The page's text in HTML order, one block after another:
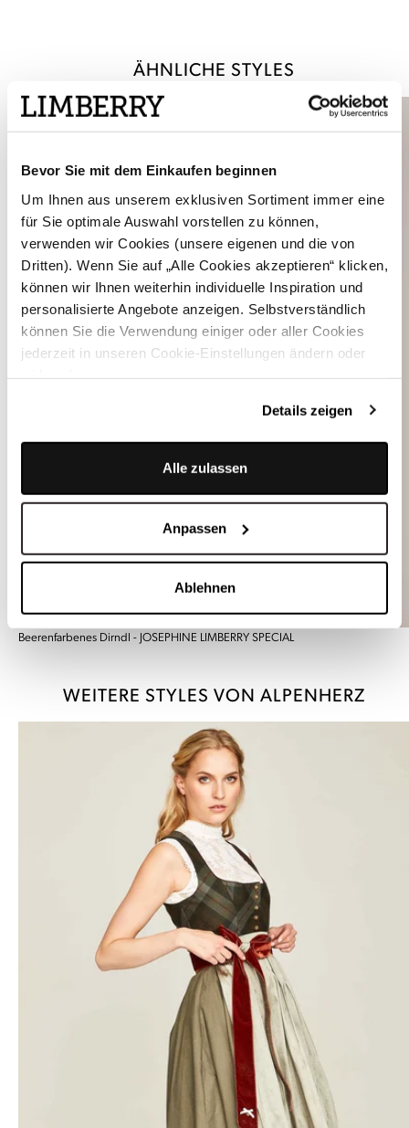
Bevor Sie mit dem Einkaufen beginnen
Um Ihnen aus unserem exklusiven Sortiment immer eine
für Sie optimale Auswahl vorstellen zu können,
verwenden wir Cookies (unsere eigenen und die von
Dritten). Wenn Sie auf „Alle Cookies akzeptieren“ klicken,
können wir Ihnen weiterhin individuelle Inspiration und
personalisierte Angebote anzeigen. Selbstverständlich
können Sie die Verwendung einiger oder aller Cookies
jederzeit in unseren Cookie-Einstellungen ändern oder
Details zeigen
Alle zulassen
Anpassen
Ablehnen
ÄHNLICHE STYLES
Beerenfarbenes Dirndl - JOSEPHINE LIMBERRY SPECIAL
WEITERE STYLES VON ALPENHERZ